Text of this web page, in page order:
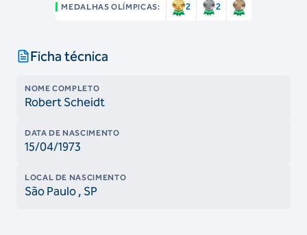
MEDALHAS OLÍMPICAS: 2 2
Ficha técnica
NOME COMPLETO
Robert Scheidt
DATA DE NASCIMENTO
15/04/1973
LOCAL DE NASCIMENTO
São Paulo, SP